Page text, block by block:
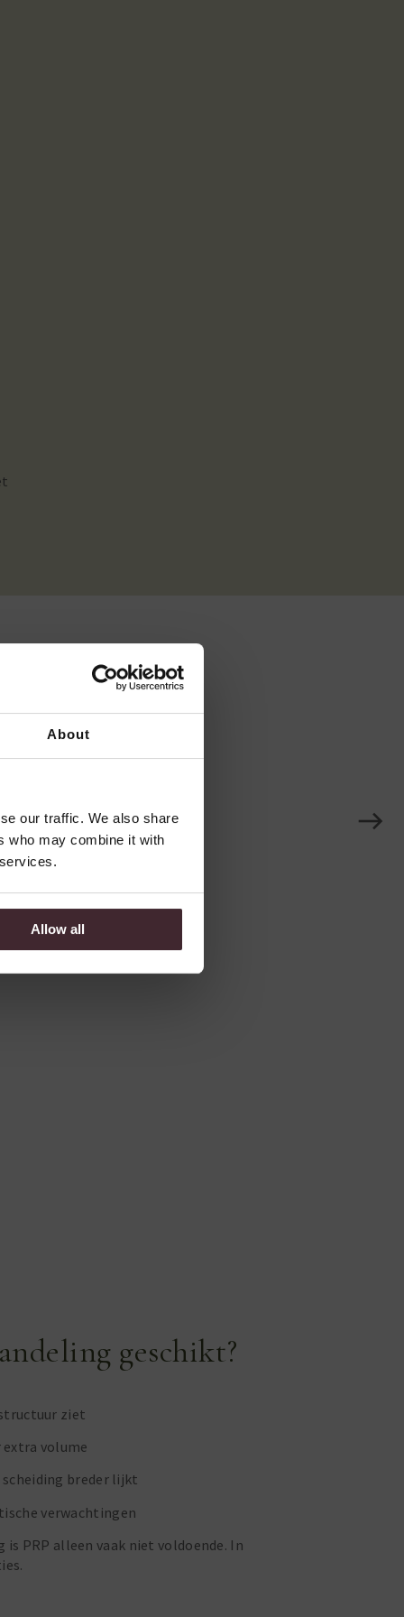
About
our traffic. We also share
who may combine it with
Allow all
geschikt?
ziet
volume
breder lijkt
verwachtingen
PRP alleen vaak niet voldoende. In